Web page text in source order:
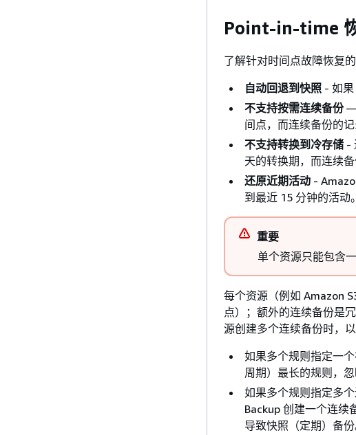
Point-in-time
了解针对时间点故障恢复的
自动回退到快照 - 如
不支持按需连续备份—
间点，而连续备份的
不支持转换到冷存储 -
天的转换期，而连续
还原近期活动 -
到最近 15 分钟的活动。
重要
单个资源只能包含
每个资源（例如 Amazon
点）；额外的连续备份是
源创建多个连续备份时，以
如果多个规则指定一
周期）最长的规则，忽
如果多个规则指定多
Backup 创建一个连续
导致快照（定期）备份